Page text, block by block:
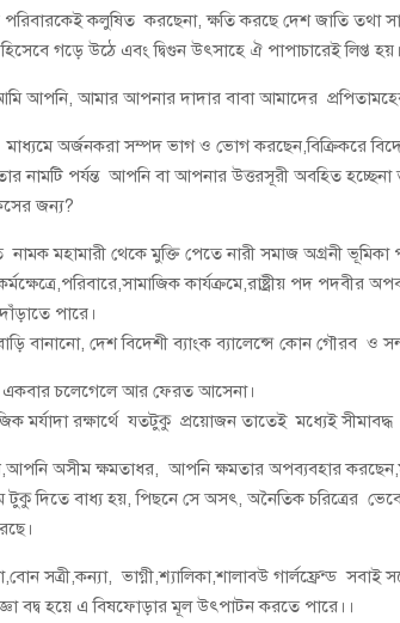
পরিবারকেই কলুষিত করছেনা, ক্ষতি করছে দেশ জাতি তথা
গড়ে উঠে এবং দ্বিগুন উৎসাহে ঐ পাপাচারেই লিপ্ত
আপনি, আমার আপনার দাদার বাবা আমাদের প্রপিতামহের
অর্জনকরা সম্পদ ভাগ ও ভোগ করছেন,বিক্রিকরে
নামটি পর্যন্ত আপনি বা আপনার উত্তরসূরী অবহিত
জন্য?
মহামারী থেকে মুক্তি পেতে নারী সমাজ অগ্রনী
কার্যক্রমে,রাষ্ট্রীয় পদ
পারে।
বানানো, দেশ বিদেশী ব্যাংক ব্যালেন্সে কোন গৌরব ও
একবার চলেগেলে আর ফেরত আসেনা।
মর্যাদা রক্ষার্থে যতটুকু প্রয়োজন তাতেই মধ্যেই সীমাবদ্ধ
অসীম ক্ষমতাধর, আপনি ক্ষমতার অপব্যবহার
টুকু দিতে বাধ্য হয়, পিছনে সে অসৎ, অনৈতিক চরিত্রের
সত্রী,কন্যা, ভাগ্নী,শ্যালিকা,শালাবউ গার্লফ্রেন্ড
বদ্ব হয়ে এ বিষফোড়ার মূল উৎপাটন করতে পারে।।